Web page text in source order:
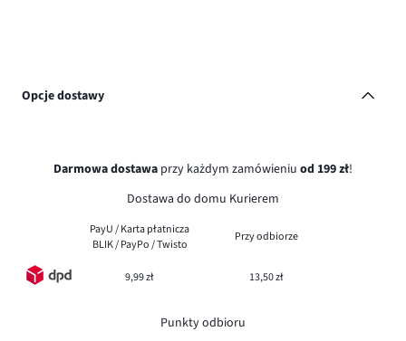
Opcje dostawy
Darmowa dostawa przy każdym zamówieniu od 199 zł!
Dostawa do domu Kurierem
PayU / Karta płatnicza
BLIK / PayPo / Twisto
Przy odbiorze
9,99 zł 13,50 zł
Punkty odbioru